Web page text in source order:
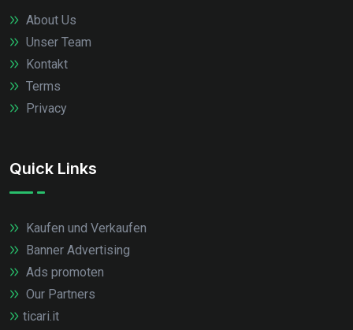
About Us
Unser Team
Kontakt
Terms
Privacy
Quick Links
Kaufen und Verkaufen
Banner Advertising
Ads promoten
Our Partners
ticari.it